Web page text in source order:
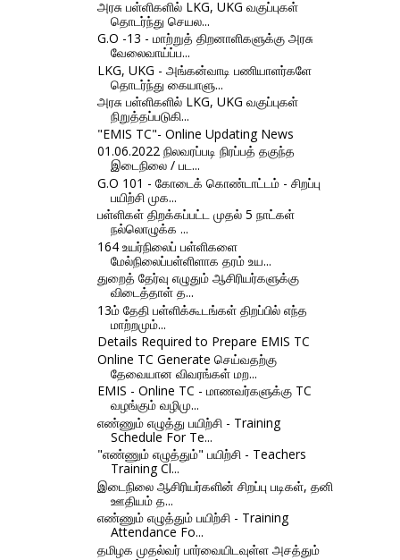
அரசு பள்ளிகளில் LKG, UKG வகுப்புகள்
தொடர்ந்து செயல...
G.O -13 - மாற்றுத் திறனாளிகளுக்கு அரசு
வேலைவாய்ப்ப...
LKG, UKG - அங்கன்வாடி பணியாளர்களே
தொடர்ந்து கையாளு...
அரசு பள்ளிகளில் LKG, UKG வகுப்புகள்
நிறுத்தப்படுகி...
"EMIS TC"- Online Updating News
01.06.2022 நிலவரப்படி நிரப்பத் தகுந்த
இடைநிலை / பட...
G.O 101 - கோடைக் கொண்டாட்டம் - சிறப்பு
பயிற்சி முக...
பள்ளிகள் திறக்கப்பட்ட முதல் 5 நாட்கள்
நல்லொழுக்க ...
164 உயர்நிலைப் பள்ளிகளை
மேல்நிலைப்பள்ளிளாக தரம் உய...
துறைத் தேர்வு எழுதும் ஆசிரியர்களுக்கு
விடைத்தாள் த...
13ம் தேதி பள்ளிக்கூடங்கள் திறப்பில் எந்த
மாற்றமும்...
Details Required to Prepare EMIS TC
Online TC Generate செய்வதற்கு
தேவையான விவரங்கள் மற...
EMIS - Online TC - மாணவர்களுக்கு TC
வழங்கும் வழிமு...
எண்ணும் எழுத்து பயிற்சி - Training
Schedule For Te...
"எண்ணும் எழுத்தும்" பயிற்சி - Teachers
Training Cl...
இடைநிலை ஆசிரியர்களின் சிறப்பு படிகள், தனி
ஊதியம் த...
எண்ணும் எழுத்தும் பயிற்சி - Training
Attendance Fo...
தமிழக முதல்வர் பார்வையிடவுள்ள அசத்தும்